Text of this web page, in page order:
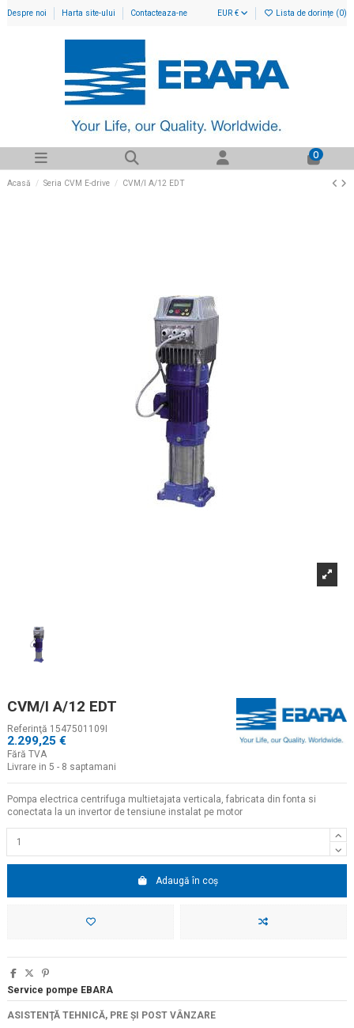
Despre noi Harta site-ului Contacteaza-ne EUR € Lista de dorințe (0)
0
Acasă Seria CVM E-drive CVM/I A/12 EDT
CVM/I A/12 EDT
Referinţă 1547501109I
2.299,25 €
Fără TVA
Livrare in 5 - 8 saptamani
Pompa electrica centrifuga multietajata verticala, fabricata din fonta si
conectata la un invertor de tensiune instalat pe motor
Adaugă în coș
Service pompe EBARA
ASISTENŢĂ TEHNICĂ, PRE ŞI POST VÂNZARE